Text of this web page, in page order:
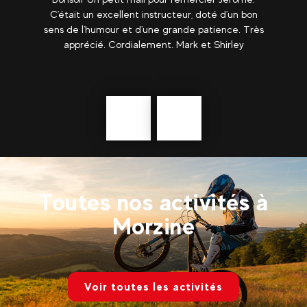
C'était un excellent instructeur, doté d'un bon
sens de l'humour et d'une grande patience. Très
apprécié. Cordialement. Mark et Shirley
Toutes nos activités à
Morzine
Voir toutes les activités